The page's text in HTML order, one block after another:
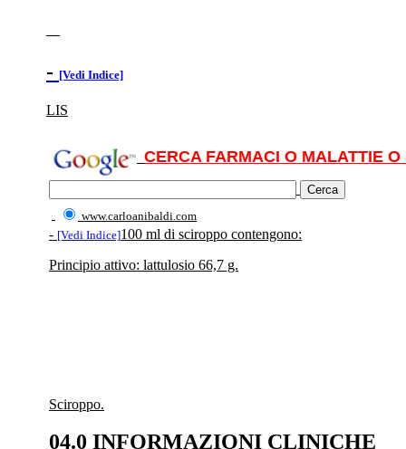
- [Vedi Indice]
LIS
CERCA FARMACI O MALATTIE
www.carloanibaldi.com
- [Vedi Indice]100 ml di sciroppo contengono:
Principio attivo: lattulosio 66,7 g.
Sciroppo.
04.0 INFORMAZIONI CLINICHE